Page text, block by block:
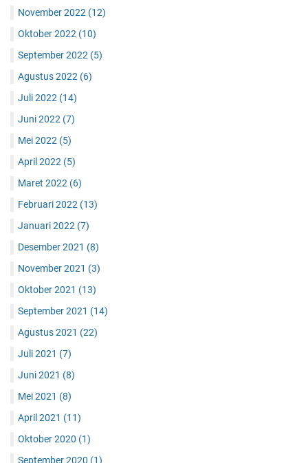
November 2022 (12)
Oktober 2022 (10)
September 2022 (5)
Agustus 2022 (6)
Juli 2022 (14)
Juni 2022 (7)
Mei 2022 (5)
April 2022 (5)
Maret 2022 (6)
Februari 2022 (13)
Januari 2022 (7)
Desember 2021 (8)
November 2021 (3)
Oktober 2021 (13)
September 2021 (14)
Agustus 2021 (22)
Juli 2021 (7)
Juni 2021 (8)
Mei 2021 (8)
April 2021 (11)
Oktober 2020 (1)
September 2020 (1)